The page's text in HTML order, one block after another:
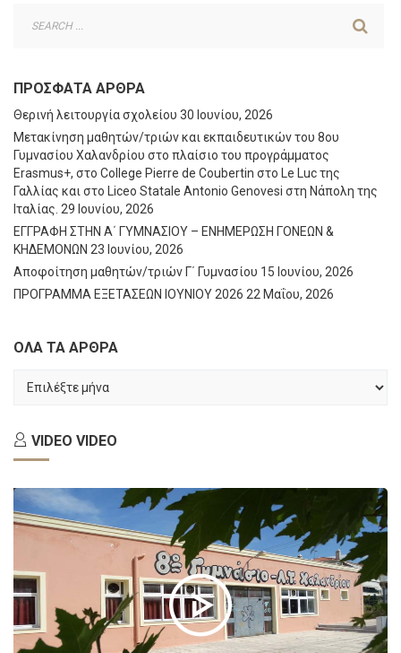
ΠΡΌΣΦΑΤΑ ΆΡΘΡΑ
Θερινή λειτουργία σχολείου 30 Ιουνίου, 2026
Μετακίνηση μαθητών/τριών και εκπαιδευτικών του 8ου
Γυμνασίου Χαλανδρίου στο πλαίσιο του προγράμματος
Erasmus+, στο College Pierre de Coubertin στο Le Luc της
Γαλλίας και στο Liceo Statale Antonio Genovesi στη Νάπολη της
Ιταλίας. 29 Ιουνίου, 2026
ΕΓΓΡΑΦΗ ΣΤΗΝ Α΄ ΓΥΜΝΑΣΙΟΥ – ΕΝΗΜΕΡΩΣΗ ΓΟΝΕΩΝ &
ΚΗΔΕΜΟΝΩΝ 23 Ιουνίου, 2026
Αποφοίτηση μαθητών/τριών Γ΄ Γυμνασίου 15 Ιουνίου, 2026
ΠΡΟΓΡΑΜΜΑ ΕΞΕΤΑΣΕΩΝ ΙΟΥΝΙΟΥ 2026 22 Μαΐου, 2026
ΟΛΑ ΤΑ ΑΡΘΡΑ
ΤΑ
VIDEO VIDEO